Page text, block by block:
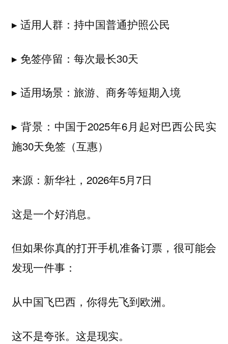
▸ 适用人群：持中国普通护照公民
▸ 免签停留：每次最长30天
▸ 适用场景：旅游、商务等短期入境
▸ 背景：中国于2025年6月起对巴西公民实
施30天免签（互惠）
来源：新华社，2026年5月7日
这是一个好消息。
但如果你真的打开手机准备订票，很可能会
发现一件事：
从中国飞巴西，你得先飞到欧洲。
这不是夸张。这是现实。